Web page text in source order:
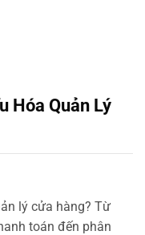
Hóa Quản Lý
lý cửa hàng? Từ
toán đến phân